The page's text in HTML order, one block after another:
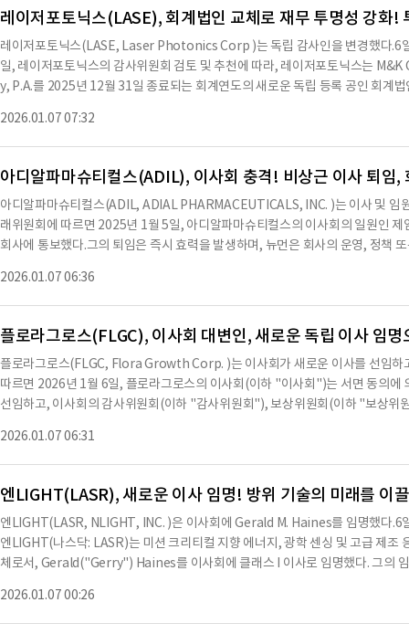
퇴역했다.드. 뱅크스는 콜롬비아 대학교에서 사회조직 심리학 박사 학위를 취
PA), 센트럴 미시간 대학교(MSS), 미국 육군 전쟁 대학(MSS), 콜롬비아 대학
뱅크스는 앰빅마이크로의 비상근 이사들과 동일한 기준으로 보수를 지급받으
시되어 있다.이 정책의 사본은 2025년 7월 21일 증권거래위원회에 제출된 앰
출됐다.드. 뱅크스는 앰빅마이크로와 현재 이사들과 체결한 면책 계약을 체결했
뱅크스 간의 관련 당사자 거래는 규정 S-K의 항목 404(a
레이저포토닉스(LASE), 회계법인 교체로 재무 투명성 강화!
레이저포토닉스(LASE, Laser Photonics Corp )는 독립 감사인을 변경했다.6
일, 레이저포토닉스의 감사위원회 검토 및 추천에 따라, 레이저포토닉스는
y, P.A.를 2025년 12월 31일 종료되는 회계연도의 새로운 독립 등록 공인 회계
다.M&K는 레이저포토닉스의 2025년 9월 30일 종료된 9개월 재무제표 검토와
저포토닉스는 최근 두 회계연도 동안 및 Weinberg & Company의 임명일 이
나 감사 의견에 대한 상담을 하지 않았으며, 회계, 감사 또는 재무 보고 문제에
되지 않았다.레이저포토닉스는 2026년 1월 5일 M&K에 대해 이 항목에 대한
레이저포토닉스의 진술에 동의하는지 여부를 요청했다.M&K가 이 항목에 대한
에 포함되어 있다.M&K의 서신은 2026년 1월 6일자로 작성되었으며, 레이저포
에 동의한다.레이저포토닉스는 SEC에 제출한 Form 8-K에서 독립 감사인 변경
컨텐츠 원문을 필히 필독하시기
2026.01.07 07:32
아디알파마슈티컬스(ADIL), 이사회 충격! 비상근 이사 퇴임,
아디알파마슈티컬스(ADIL, ADIAL PHARMACEUTICALS, INC. )는 이사 및 임
래위원회에 따르면 2025년 1월 5일, 아디알파마슈티컬스의 이사회의 일원인
회사에 통보했다.그의 퇴임은 즉시 효력을 발생하며, 뉴먼은 회사의 운영, 정책
아래 서명된 자에 의해 회사의 명의로 적법하게 서명되었다.2026년 1월 6일, 아
서명했다.※ 본 컨텐츠는 AI API를 이용하여 요약한 내용으로 수치나 문맥상 요
투자 참고용이며 투자를 할때는 컨텐츠 원문을 필히 필독하시기 바랍니다.
2026.01.07 06:36
플로라그로스(FLGC), 이사회 대변인, 새로운 독립 이사 임
플로라그로스(FLGC, Flora Growth Corp. )는 이사회가 새로운 이사를 선임하
따르면 2026년 1월 6일, 플로라그로스의 이사회(이하 "이사회")는 서면 동의에
선임하고, 이사회의 감사위원회(이하 "감사위원회"), 보상위원회(이하 "보상위
사회는 제이프먼이 독립 이사로서 나스닥 주식 시장 규칙 및 1934년 증권 거래
충족하며, 보상위원회 서비스 기준도 충족한다고 판단했다.제이프먼의 임명은
이사회, 보상위원회 및 지명위원회의 공석을 채우는 것이다.제이프먼과 회사 간
의나 이해관계도 없다. 제이프먼과 회사의 이사 또는 임원 간에 가족 관계도 없
개해야 할 거래에 대해 직접적 또는 간접적인 중대한 이해관계도 없다.제이프먼
결된 중대한 계획, 계약 또는 합의(서면 여부에 관계없이)는 없으며, 현재 보고
계획, 계약 또는 합의에 따라 어떠한 보상이나 수여도 받지 않았다.서명1934년
니다. 해당 컨텐츠는 투자 참고용이며 투자를 할때는 컨텐츠 원문을 필
2026.01.07 06:31
엔LIGHT(LASR), 새로운 이사 임명! 방위 기술의 미래를 이
엔LIGHT(LASR, NLIGHT, INC. )은 이사회에 Gerald M. Haines를 임명했다.6
엔LIGHT(나스닥: LASR)는 미션 크리티컬 지향 에너지, 광학 센싱 및 고급 제조
체로서, Gerald("Gerry") Haines를 이사회에 클래스 I 이사로 임명했다. 그의
서 방위 기술에 대한 강력한 경험을 쌓았다. 그는 회사의 거버넌스, 준수 및 장기
인 Scott Keeney는 "방위 기술은 재무 및 법률 전문 지식과 통찰력이 전략적 결
2026.01.07 00:26